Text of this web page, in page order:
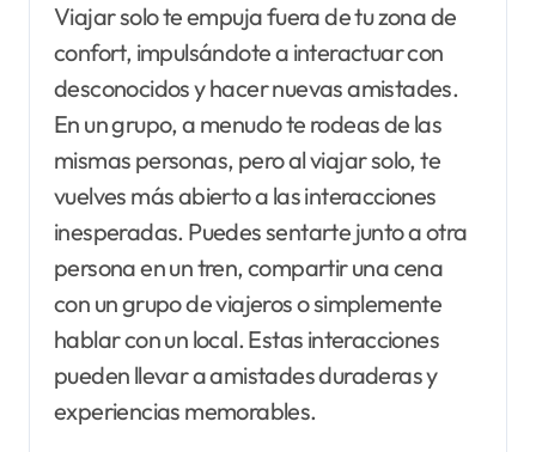
Viajar solo te empuja fuera de tu zona de
confort, impulsándote a interactuar con
desconocidos y hacer nuevas amistades.
En un grupo, a menudo te rodeas de las
mismas personas, pero al viajar solo, te
vuelves más abierto a las interacciones
inesperadas. Puedes sentarte junto a otra
persona en un tren, compartir una cena
con un grupo de viajeros o simplemente
hablar con un local. Estas interacciones
pueden llevar a amistades duraderas y
experiencias memorables.